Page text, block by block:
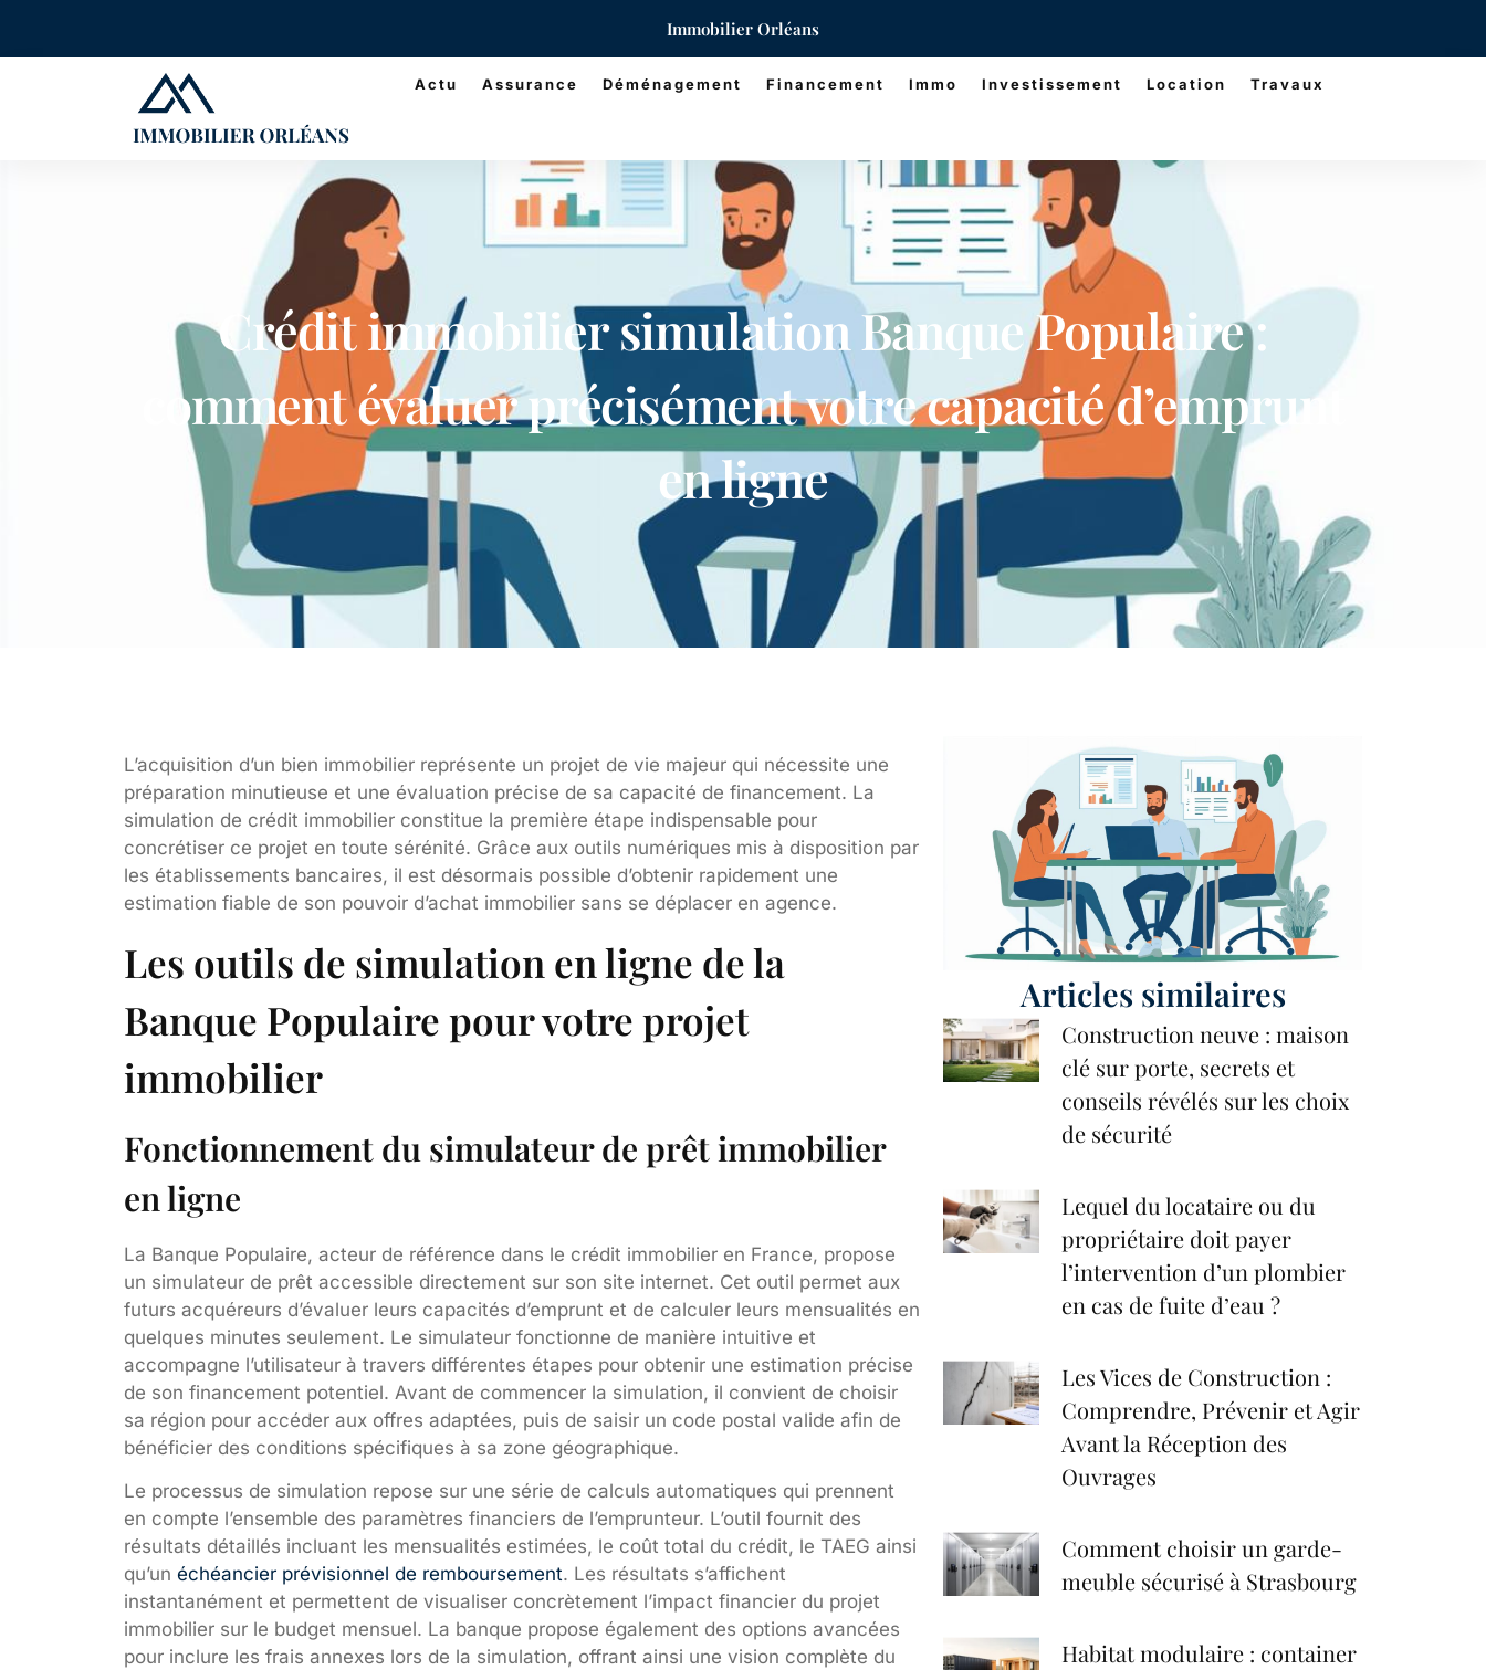
Immobilier Orléans
Actu Assurance Déménagement Financement Immo Investissement Location Travaux
Crédit immobilier simulation Banque Populaire :
comment évaluer précisément votre capacité d’emprunt
en ligne
L’acquisition d’un bien immobilier représente un projet de vie majeur qui nécessite une
préparation minutieuse et une évaluation précise de sa capacité de financement. La
simulation de crédit immobilier constitue la première étape indispensable pour
concrétiser ce projet en toute sérénité. Grâce aux outils numériques mis à disposition par
les établissements bancaires, il est désormais possible d’obtenir rapidement une
estimation fiable de son pouvoir d’achat immobilier sans se déplacer en agence.
Les outils de simulation en ligne de la
Banque Populaire pour votre projet
immobilier
Fonctionnement du simulateur de prêt immobilier
en ligne
La Banque Populaire, acteur de référence dans le crédit immobilier en France, propose
un simulateur de prêt accessible directement sur son site internet. Cet outil permet aux
futurs acquéreurs d’évaluer leurs capacités d’emprunt et de calculer leurs mensualités en
quelques minutes seulement. Le simulateur fonctionne de manière intuitive et
accompagne l’utilisateur à travers différentes étapes pour obtenir une estimation précise
de son financement potentiel. Avant de commencer la simulation, il convient de choisir
sa région pour accéder aux offres adaptées, puis de saisir un code postal valide afin de
bénéficier des conditions spécifiques à sa zone géographique.
Le processus de simulation repose sur une série de calculs automatiques qui prennent
en compte l’ensemble des paramètres financiers de l’emprunteur. L’outil fournit des
résultats détaillés incluant les mensualités estimées, le coût total du crédit, le TAEG ainsi
qu’un échéancier prévisionnel de remboursement. Les résultats s’affichent
instantanément et permettent de visualiser concrètement l’impact financier du projet
immobilier sur le budget mensuel. La banque propose également des options avancées
pour inclure les frais annexes lors de la simulation, offrant ainsi une vision complète du
Articles similaires
Construction neuve : maison
clé sur porte, secrets et
conseils révélés sur les choix
de sécurité
Lequel du locataire ou du
propriétaire doit payer
l’intervention d’un plombier
en cas de fuite d’eau ?
Les Vices de Construction :
Comprendre, Prévenir et Agir
Avant la Réception des
Ouvrages
Comment choisir un garde-
meuble sécurisé à Strasbourg
Habitat modulaire : container